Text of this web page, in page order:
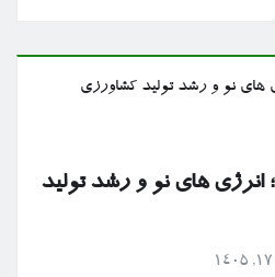
گزارش خط رند ۹۱۲؛ انرژی های نو و رشد تولید